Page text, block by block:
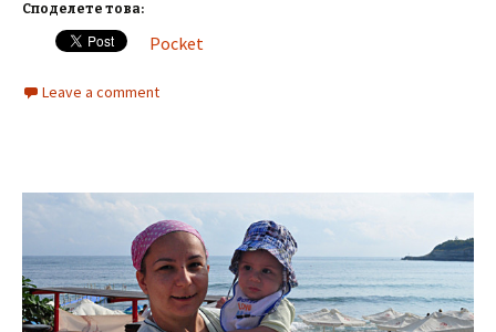
Споделете това:
Pocket
Leave a comment